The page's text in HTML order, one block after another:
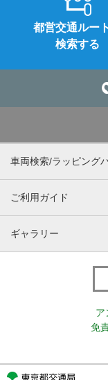
都営交通ルー
検索する
車両検索/ラッピング
ご利用ガイド
ギャラリー
ア
免